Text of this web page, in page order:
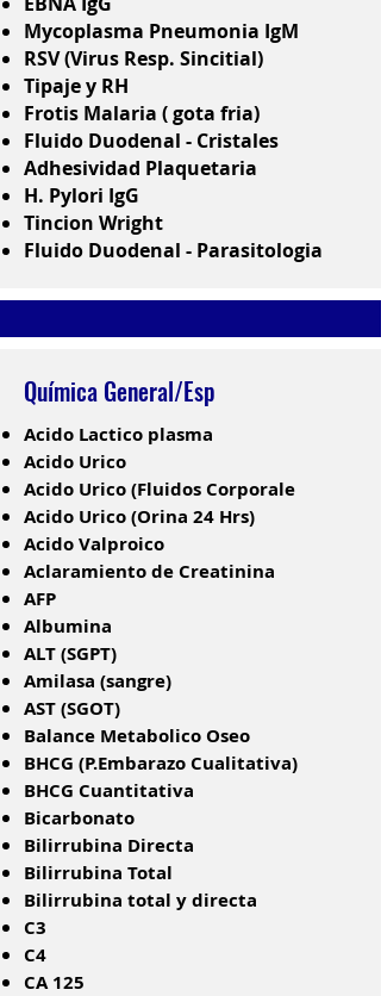
Mycoplasma Pneumonia IgM
RSV (Virus Resp. Sincitial)
Tipaje y RH
Frotis Malaria ( gota fria)
Fluido Duodenal - Cristales
Adhesividad Plaquetaria
H. Pylori IgG
Tincion Wright
Fluido Duodenal - Parasitologia
Química General/Esp
Acido Lactico plasma
Acido Urico
Acido Urico (Fluidos Corporale
Acido Urico (Orina 24 Hrs)
Acido Valproico
Aclaramiento de Creatinina
AFP
Albumina
ALT (SGPT)
Amilasa (sangre)
AST (SGOT)
Balance Metabolico Oseo
BHCG (P.Embarazo Cualitativa)
BHCG Cuantitativa
Bicarbonato
Bilirrubina Directa
Bilirrubina Total
Bilirrubina total y directa
C3
C4
CA 125